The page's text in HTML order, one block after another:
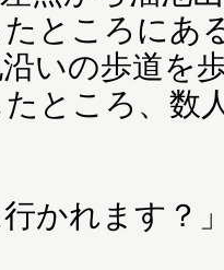
ところにあ
いの歩道を
ところ、数
かれます？